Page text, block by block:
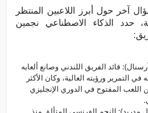
آخر حول أبرز اللاعبين المنتظر
حدد الذكاء الاصطناعي نجمين
قائد الفريق اللندني وصانع ألعابه
في التمرير ورؤيته العالية، وكان الأكثر
المفتوح في الدوري الإنجليزي